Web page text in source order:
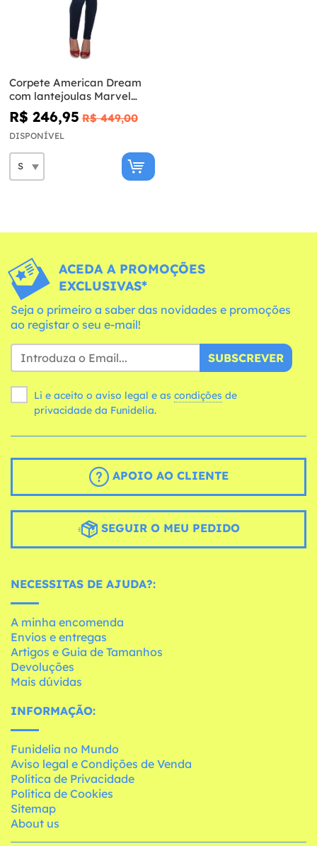
Corpete American Dream
com lantejoulas Marvel
para mulher
R$ 246,95 R$ 449,00
DISPONÍVEL
ACEDA A PROMOÇÕES
EXCLUSIVAS*
Seja o primeiro a saber das novidades e promoções
ao registar o seu e-mail!
SUBSCREVER
Li e aceito o aviso legal e as condições
privacidade da Funidelia.
APOIO AO CLIENTE
SEGUIR O MEU PEDIDO
NECESSITAS DE AJUDA?:
A minha encomenda
Envios e entregas
Artigos e Guia de Tamanhos
Devoluções
Mais dúvidas
INFORMAÇÃO:
Funidelia no Mundo
Aviso legal e Condições de Venda
Política de Privacidade
Política de Cookies
Sitemap
About us